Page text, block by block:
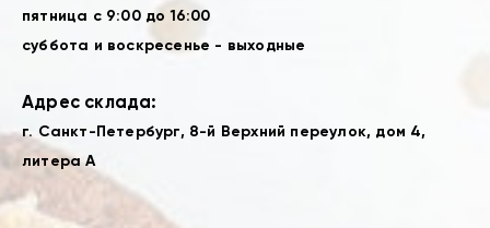
пятница с 9:00 до 16:00
суббота и воскресенье - выходные
Адрес склада:
г. Санкт-Петербург, 8-й Верхний переулок, дом 4,
литера А